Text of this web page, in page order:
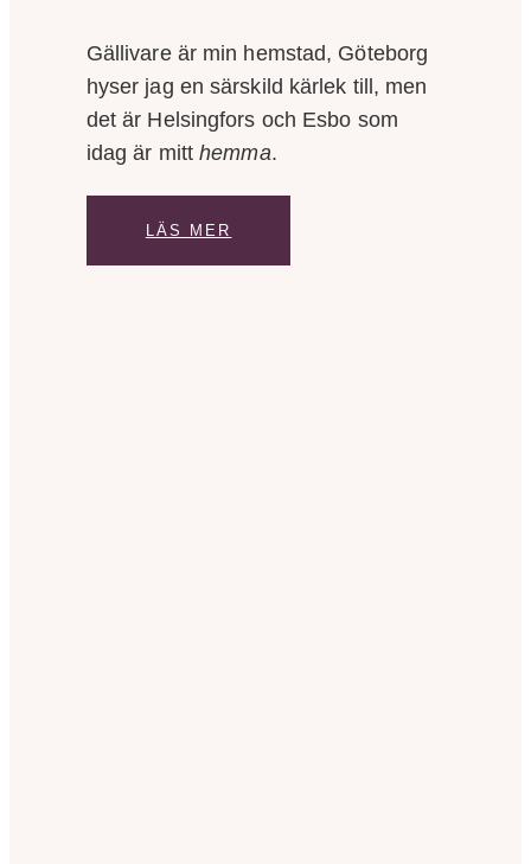
Gällivare är min hemstad, Göteborg
hyser jag en särskild kärlek till, men
det är Helsingfors och Esbo som
idag är mitthemma.
LÄS MER